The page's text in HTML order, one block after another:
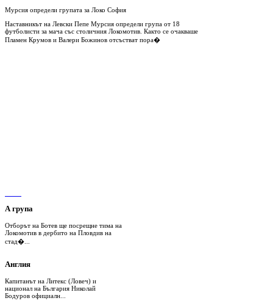
Мурсия определи групата за Локо София
Наставникът на Левски Пепе Мурсия определи група от 18
футболисти за мача със столичния Локомотив. Както се очакваше
Пламен Крумов и Валери Божинов отсъстват пора�
А група
Отборът на Ботев ще посрещне тима на
Локомотив в дербито на Пловдив на
стад�...
Англия
Капитанът на Литекс (Ловеч) и
национал на България Николай
Бодуров официалн...